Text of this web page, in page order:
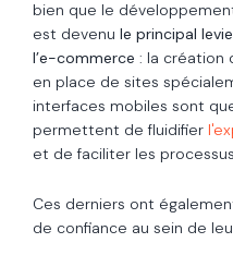
bien que le
est devenu le principal
l’e-commerce : la création
en place de sites
interfaces mobiles sont
permettent de fluidifier
et de faciliter les
Ces derniers ont
de confiance au sein de